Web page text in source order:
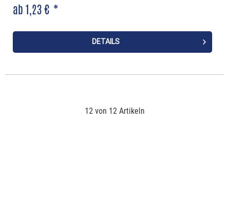
ab 1,23 € *
DETAILS
12 von 12 Artikeln